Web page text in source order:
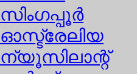
സിംഗപ്പൂര്‍
ഓസ്ട്രേലിയ
ന്യൂസിലാന്റ്